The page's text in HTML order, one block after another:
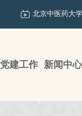
北京中医药大
党建工作 新闻中心